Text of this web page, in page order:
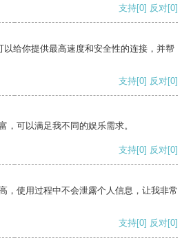
支持[0] 反对[0]
给你提供最高速度和安全性的连接，并帮
支持[0] 反对[0]
，可以满足我不同的娱乐需求。
支持[0] 反对[0]
，使用过程中不会泄露个人信息，让我非常
支持[0] 反对[0]